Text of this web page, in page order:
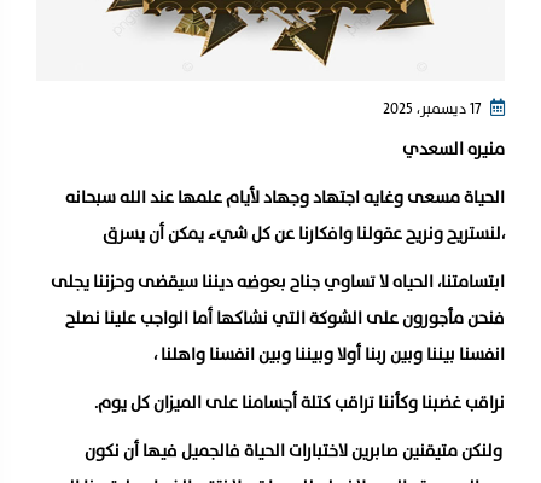
منيره السعدي
الحياة مسعى وغايه اجتهاد وجهاد لأيام علمها عند الله سبحانه
،لنستريح ونريح عقولنا وافكارنا عن كل شيء يمكن أن يسرق
ابتسامتنا، الحياه لا تساوي جناح بعوضه ديننا سيقضى وحزننا يجلى
فنحن مأجورون على الشوكة التي نشاكها أما الواجب علينا نصلح
انفسنا بيننا وبين ربنا أولا وبيننا وبين انفسنا واهلنا ،
نراقب غضبنا وكأننا تراقب كتلة أجسامنا على الميزان كل يوم.
ولنكن متيقنين صابرين لاختبارات الحياة فالجميل فيها أن نكون